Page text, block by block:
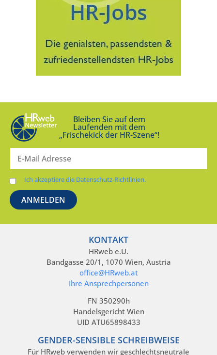
Bleiben Sie auf dem
Laufenden mit dem
„Frischekick der HR-Szene“!
Ich akzeptiere die Datenschutz-Richtlinien.
KONTAKT
HRweb e.U.
Bandgasse 20/1, 1070 Wien, Austria
office@HRweb.at
Ihre Ansprechpersonen
FN 350290h
Handelsgericht Wien
UID ATU65898433
GENDER-SENSIBLE SCHREIBWEISE
Für HRweb verwenden wir geschlechtsneutrale